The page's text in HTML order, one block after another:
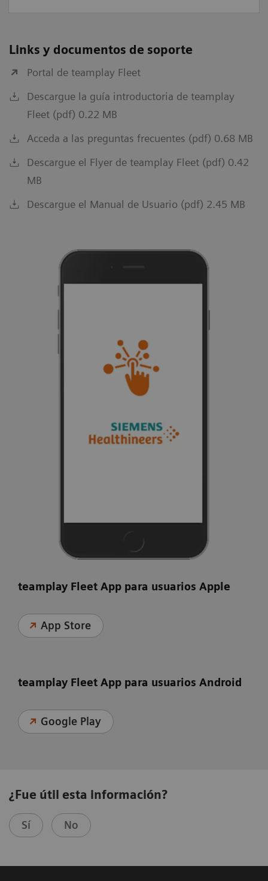
Links y documentos de soporte
Portal de teamplay Fleet
Descargue la guía introductoria de teamplay
Fleet (pdf) 0.22 MB
Acceda a las preguntas frecuentes (pdf) 0.68 MB
Descargue el Flyer de teamplay Fleet (pdf) 0.42
MB
Descargue el Manual de Usuario (pdf) 2.45 MB
teamplay Fleet App para usuarios Apple
App Store
teamplay Fleet App para usuarios Android
Google Play
¿Fue útil esta información?
Sí No